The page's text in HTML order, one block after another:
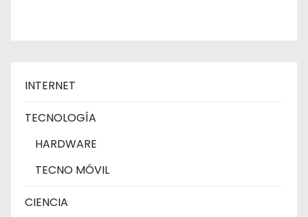
INTERNET
TECNOLOGÍA
HARDWARE
TECNO MÓVIL
CIENCIA